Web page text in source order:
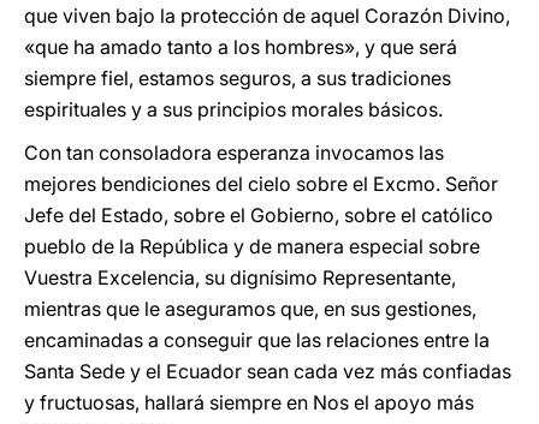
que viven bajo la protección de aquel Corazón Divino,
«que ha amado tanto a los hombres», y que será
siempre fiel, estamos seguros, a sus tradiciones
espirituales y a sus principios morales básicos.
Con tan consoladora esperanza invocamos las
mejores bendiciones del cielo sobre el Excmo. Señor
Jefe del Estado, sobre el Gobierno, sobre el católico
pueblo de la República y de manera especial sobre
Vuestra Excelencia, su dignísimo Representante,
mientras que le aseguramos que, en sus gestiones,
encaminadas a conseguir que las relaciones entre la
Santa Sede y el Ecuador sean cada vez más confiadas
y fructuosas, hallará siempre en Nos el apoyo más